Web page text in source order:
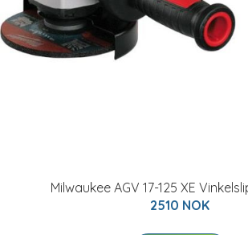
Milwaukee AGV 17-125 XE
2510 NOK